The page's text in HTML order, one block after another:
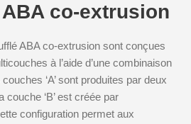
co-extrusion
ABA co-extrusion sont conçues
à l’aide d’une combinaison
‘A’ sont produites par deux
‘B’ est créée par
configuration permet aux